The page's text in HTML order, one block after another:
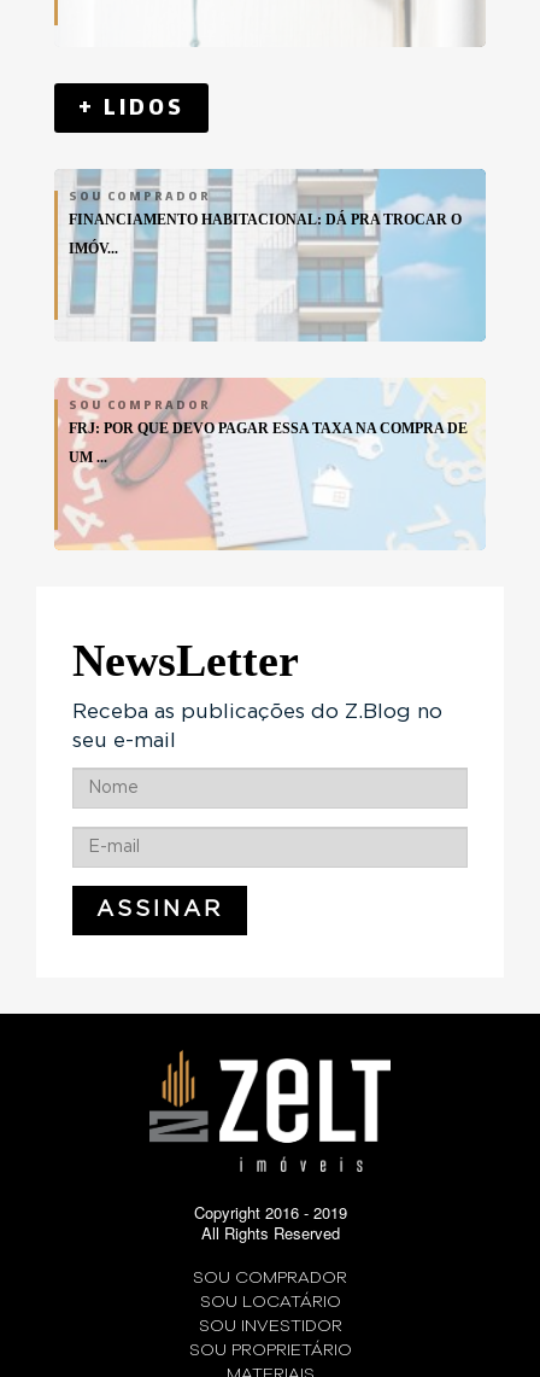
+ LIDOS
SOU COMPRADOR
FINANCIAMENTO HABITACIONAL: DÁ PRA TROCAR O
IMÓV...
SOU COMPRADOR
FRJ: POR QUE DEVO PAGAR ESSA TAXA NA COMPRA DE
UM ...
NewsLetter
Receba as publicações do Z.Blog no
seu e-mail
Copyright 2016 - 2019
All Rights Reserved
SOU COMPRADOR
SOU LOCATÁRIO
SOU INVESTIDOR
SOU PROPRIETÁRIO